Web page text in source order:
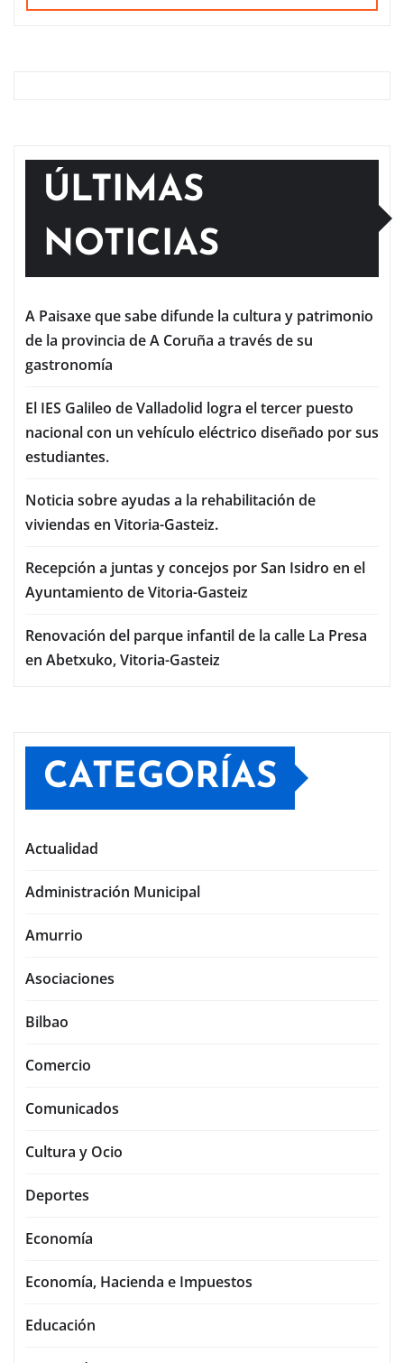
ÚLTIMAS
NOTICIAS
A Paisaxe que sabe difunde la cultura y patrimonio
de la provincia de A Coruña a través de su
gastronomía
El IES Galileo de Valladolid logra el tercer puesto
nacional con un vehículo eléctrico diseñado por sus
estudiantes.
Noticia sobre ayudas a la rehabilitación de
viviendas en Vitoria-Gasteiz.
Recepción a juntas y concejos por San Isidro en el
Ayuntamiento de Vitoria-Gasteiz
Renovación del parque infantil de la calle La Presa
en Abetxuko, Vitoria-Gasteiz
CATEGORÍAS
Actualidad
Administración Municipal
Amurrio
Asociaciones
Bilbao
Comercio
Comunicados
Cultura y Ocio
Deportes
Economía
Economía, Hacienda e Impuestos
Educación